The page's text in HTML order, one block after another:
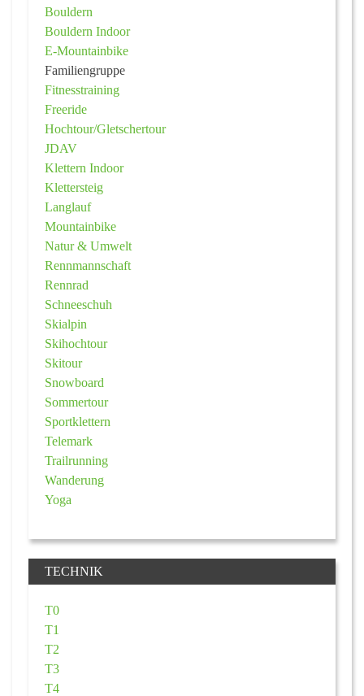
Bouldern
Bouldern Indoor
E-Mountainbike
Familiengruppe
Fitnesstraining
Freeride
Hochtour/Gletschertour
JDAV
Klettern Indoor
Klettersteig
Langlauf
Mountainbike
Natur & Umwelt
Rennmannschaft
Rennrad
Schneeschuh
Skialpin
Skihochtour
Skitour
Snowboard
Sommertour
Sportklettern
Telemark
Trailrunning
Wanderung
Yoga
TECHNIK
T0
T1
T2
T3
T4